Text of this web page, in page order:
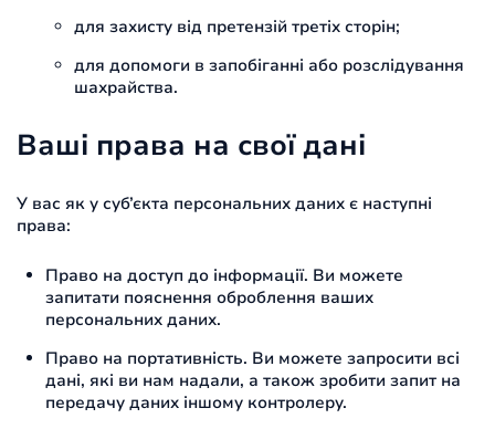
для захисту від претензій третіх сторін;
для допомоги в запобіганні або розслідування
шахрайства.
Ваші права на свої дані
У вас як у суб’єкта персональних даних є наступні
права:
Право на доступ до інформації. Ви можете
запитати пояснення оброблення ваших
персональних даних.
Право на портативність. Ви можете запросити всі
дані, які ви нам надали, а також зробити запит на
передачу даних іншому контролеру.